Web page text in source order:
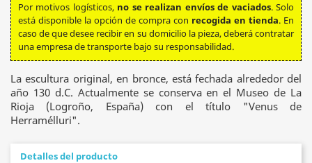
Por motivos logísticos, no se realizan envíos de vaciados. Solo
está disponible la opción de compra con recogida en tienda. En
caso de que desee recibir en su domicilio la pieza, deberá contratar
una empresa de transporte bajo su responsabilidad.
La escultura original, en bronce, está fechada alrededor del
año 130 d.C. Actualmente se conserva en el Museo de La
Rioja (Logroño, España) con el título "Venus de
Herramélluri".
Detalles del producto